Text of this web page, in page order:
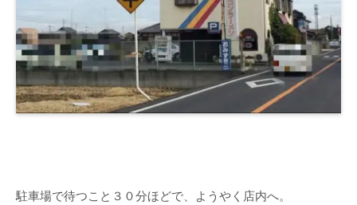
駐車場で待つこと３０分ほどで、ようやく店内へ。